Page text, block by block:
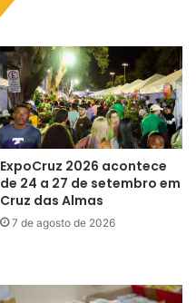
ExpoCruz 2026 acontece
de 24 a 27 de setembro em
Cruz das Almas
7 de agosto de 2026